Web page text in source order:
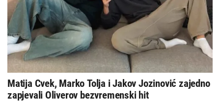
Matija Cvek, Marko Tolja i Jakov Jozinović zajedno
zapjevali Oliverov bezvremenski hit